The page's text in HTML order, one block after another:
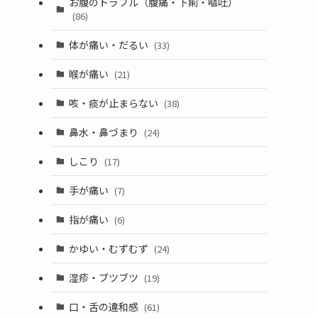
(86)
体が痛い・だるい (33)
喉が痛い (21)
咳・痰が止まらない (38)
鼻水・鼻づまり (24)
しこり (17)
手が痛い (7)
指が痛い (6)
かゆい・むずむず (24)
湿疹・ブツブツ (19)
口・舌の違和感 (61)